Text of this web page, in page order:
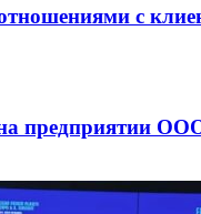
с
предприятии